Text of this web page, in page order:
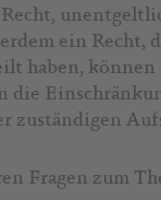
Recht,
ein
haben,
die
zuständigen
Fragen zum